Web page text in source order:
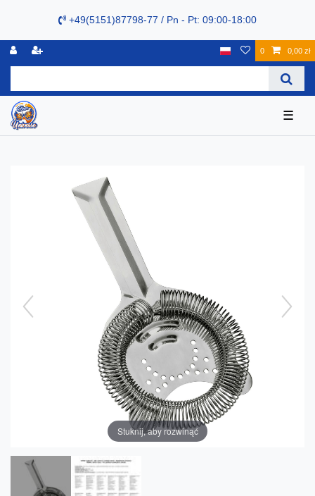
+49(5151)87798-77 / Pn - Pt: 09:00-18:00
0 0,00 zł
☰
Stuknij, aby rozwinąć